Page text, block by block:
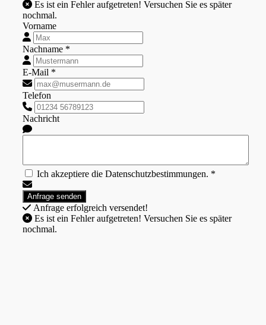
nochmal.
Vorname
Nachname *
E-Mail *
Telefon
Nachricht
Ich akzeptiere die Datenschutzbestimmungen. *
Anfrage erfolgreich versendet!
nochmal.